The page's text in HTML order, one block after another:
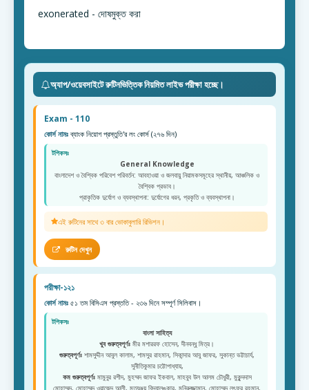
exonerated - দোষমুক্ত করা
অ্যাপ/ওয়েবসাইটে রুটিনভিত্তিক নিয়মিত লাইভ পরীক্ষা হচ্ছে।
Exam - 110
কোর্স নামঃব্যাংক নিয়োগ প্রস্তুতি'র লং কোর্স (২৭৬ দিন)
টপিকসঃ
General Knowledge
বাংলাদেশ ও বৈশ্বিক পরিবেশ পরিবর্তন: আবহাওয়া ও জলবায়ু নিয়ামকসমূহের স্থানীয়, আঞ্চলিক ও
বৈশ্বিক প্রভাব।
প্রাকৃতিক দুর্যোগ ও ব্যবস্থাপনা: দুর্যোগের ধরন, প্রকৃতি ও ব্যবস্থাপনা।
এই রুটিনের সাথে ৩ বার ভোকাবুলারি রিভিশন।
রুটিন দেখুন
পরীক্ষা-১২১
কোর্স নামঃ ৫১ তম বিসিএস প্রস্ততি - ২৩৬ দিনে সম্পূর্ণ সিলিবাস।
টপিকসঃ
বাংলা সাহিত্য
খুব গুরুত্বপূর্ণঃ মীর মশাররফ হোসেন, দীনবন্ধু মিত্র।
গুরুত্বপূর্ণঃ শামসুদ্দীন আবুল কালাম, শামসুর রাহমান, সিকান্দার আবু জাফর, সুকান্ত ভট্টাচার্য,
সুনীতিকুমার চট্টোপাধ্যায়,
কম গুরুত্বপূর্ণঃমামুনুর রশীদ, মুহম্মদ জাফর ইকবাল, মাহবুব উল আলম চৌধুরী, মুকুন্দদাস
মোহাম্মদ, মোহাম্মদ ওয়াজেদ আলী, মৃত্যুঞ্জয় বিদ্যালঙ্কার, মনিরুজ্জামান, মোহাম্মদ লুৎফর রহমান,